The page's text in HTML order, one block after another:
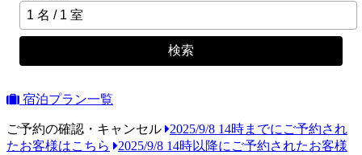
検索
宿泊プラン一覧
ご予約の確認・キャンセル
2025/9/8 14時までにご予約され
たお客様はこちら
2025/9/8 14時以降にご予約されたお客様